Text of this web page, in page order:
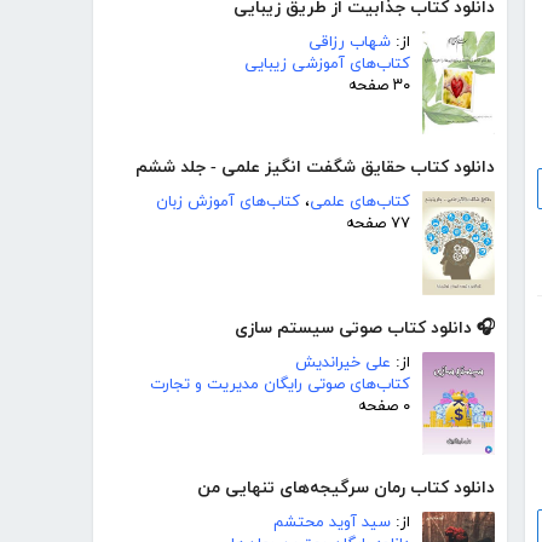
دانلود کتاب جذابیت از طریق زیبایی
از: شهاب رزاقی
کتاب‌های آموزشی زیبایی
۳۰ صفحه
دانلود کتاب حقایق شگفت انگیز علمی - جلد ششم
کتاب‌های علمی، کتاب‌های آموزش زبان
۷۷ صفحه
🎧 دانلود کتاب صوتی سیستم سازی
از: علی خیراندیش
کتاب‌های صوتی رایگان مدیریت و تجارت
۰ صفحه
دانلود کتاب رمان سرگیجه‌های تنهایی من
از: سید آوید محتشم